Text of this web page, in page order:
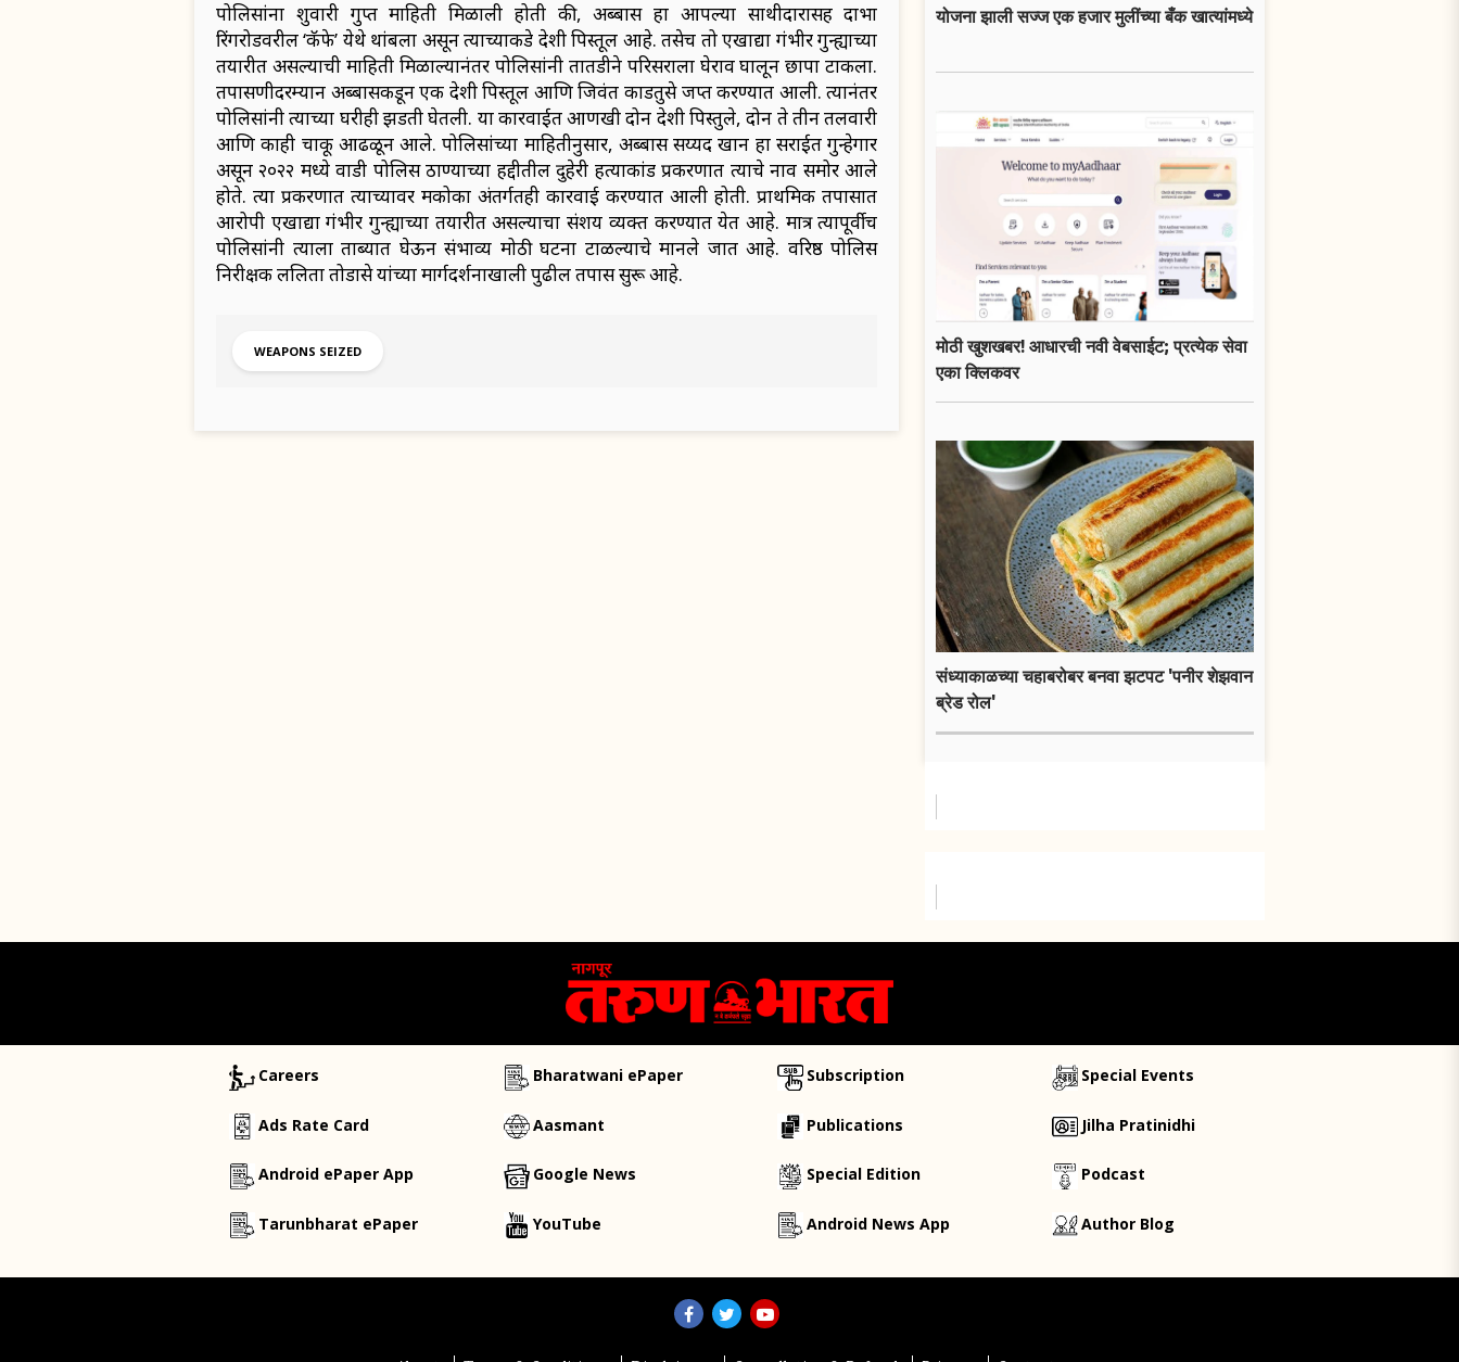
पोलिसांना शुक्रवारी गुप्त माहिती मिळाली होती की, अब्बास हा आपल्या साथीदारासह दाभा
रिंगरोडवरील ‘कॅफे’ येथे थांबला असून त्याच्याकडे देशी पिस्तूल आहे. तसेच तो एखाद्या गंभीर गुन्ह्याच्या
तयारीत असल्याची माहिती मिळाल्यानंतर पोलिसांनी तातडीने परिसराला घेराव घालून छापा टाकला.
तपासणीदरम्यान अब्बासकडून एक देशी पिस्तूल आणि जिवंत काडतुसे जप्त करण्यात आली. त्यानंतर
पोलिसांनी त्याच्या घरीही झडती घेतली. या कारवाईत आणखी दोन देशी पिस्तुले, दोन ते तीन तलवारी
आणि काही चाकू आढळून आले. पोलिसांच्या माहितीनुसार, अब्बास सय्यद खान हा सराईत गुन्हेगार
असून २०२२ मध्ये वाडी पोलिस ठाण्याच्या हद्दीतील दुहेरी हत्याकांड प्रकरणात त्याचे नाव समोर आले
होते. त्या प्रकरणात त्याच्यावर मकोका अंतर्गतही कारवाई करण्यात आली होती. प्राथमिक तपासात
आरोपी एखाद्या गंभीर गुन्ह्याच्या तयारीत असल्याचा संशय व्यक्त करण्यात येत आहे. मात्र त्यापूर्वीच
पोलिसांनी त्याला ताब्यात घेऊन संभाव्य मोठी घटना टाळल्याचे मानले जात आहे. वरिष्ठ पोलिस
निरीक्षक ललिता तोडासे यांच्या मार्गदर्शनाखाली पुढील तपास सुरू आहे.
WEAPONS SEIZED
योजना झाली सज्ज एक हजार मुलींच्या बँक खात्यांमध्ये
मोठी खुशखबर! आधारची नवी वेबसाईट; प्रत्येक सेवा
एका क्लिकवर
संध्याकाळच्या चहाबरोबर बनवा झटपट 'पनीर शेझवान
ब्रेड रोल'
Careers
Ads Rate Card
Android ePaper App
Tarunbharat ePaper
Bharatwani ePaper
Aasmant
Google News
YouTube
Subscription
Publications
Special Edition
Android News App
Special Events
Jilha Pratinidhi
Podcast
Author Blog